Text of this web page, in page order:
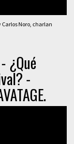
Carlos Noro, charlan
¿Qué
-